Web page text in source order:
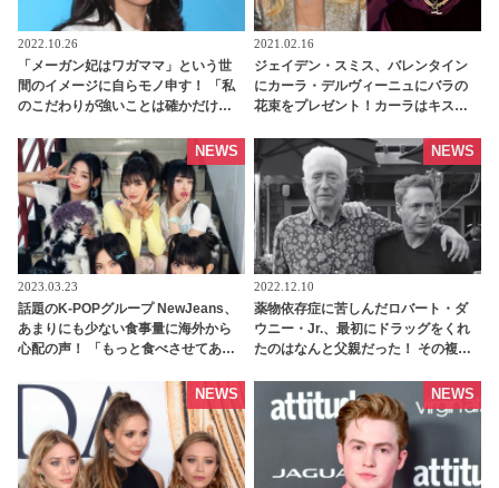
2022.10.26
「メーガン妃はワガママ」という世
間のイメージに自らモノ申す！ 「私
のこだわりが強いことは確かだけ
とは・・？ - tvgroove
2021.02.16
ジェイデン・スミス、バレンタイン
にカーラ・デルヴィーニュにバラの
花束をプレゼント！カーラはキスで
2023.03.23
話題のK-POPグループ NewJeans、
あまりにも少ない食事量に海外から
心配の声！ 「もっと食べさせてあげ
に食べていたものとは…？[動画あり]
- tvgroove
NEWS
2022.12.10
薬物依存症に苦しんだロバート・ダ
ウニー・Jr.、最初にドラッグをくれ
たのはなんと父親だった！ その複雑
内で明らかに - tvgroove
NEWS
NEWS NEWS